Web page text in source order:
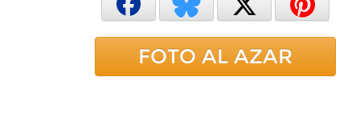
FOTO AL AZAR